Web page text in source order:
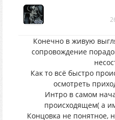
Конечно в живую
сопровождение
Как то всё быстро
осмотреть
Интро в самом
происходящем( а
Концовка не понятное,